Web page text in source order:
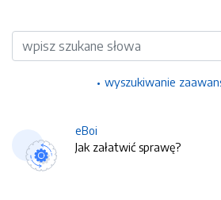
Wyszukiwarka
wyszukiwanie
eBoi
Jak załatwić sprawę?